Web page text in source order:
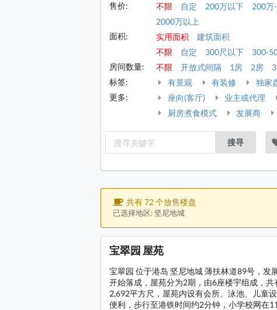
售价:
不限 自定 200万以下 200万
2000万以上
面积:
实用面积
建筑面积
不限
自定 300尺以下 300-
房间数量:
不限 开放式间隔 1房 2房
标签:
有景观 有装修 独家
更多:
座向(客厅) 业主或代理
厨房煮食模式
发展商
搜寻
共有 72 个放售楼盘
已选择地区: 坚尼地城
宝翠园 屋苑
宝翠园 位于港岛 坚尼地城 薄扶林道89号，发
开始落成，屋苑分为2期，由6座楼宇组成，
2,692平方尺，屋苑内设有会所、泳池、儿童
便利，步行至港铁时间约2分钟，小学校网在